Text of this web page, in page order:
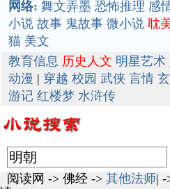
网络: 舞文弄墨 恐怖推理 感
小说 故事 鬼故事 微小说 耽
猫 美文
教育信息 历史人文 明星艺术
动漫 | 穿越 校园 武侠 言情
游记 红楼梦 水浒传
阅读网 -> 佛经 -> 其他法师| -